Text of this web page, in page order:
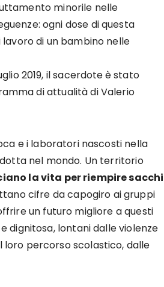
minorile nelle
ogni dose di questa
di un bambino nelle
2019, il sacerdoteè stato
di attualità di Valerio
e i laboratori nascosti nella
nel mondo. Un territorio
la vita per riempire sacchi
cifre da capogiro ai gruppi
un futuro migliore a questi
dignitosa, lontani dalle violenze
percorso scolastico, dalle